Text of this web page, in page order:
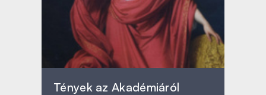
Tények az Akadémiáról